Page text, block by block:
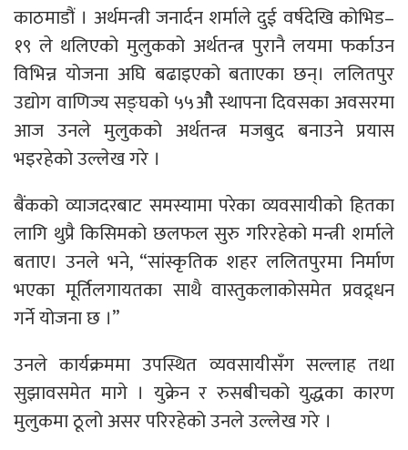
काठमाडौं । अर्थमन्त्री जनार्दन शर्माले दुई वर्षदेखि कोभिड–
१९ ले थलिएको मुलुकको अर्थतन्त्र पुरानै लयमा फर्काउन
विभिन्न योजना अघि बढाइएको बताएका छन्। ललितपुर
उद्योग वाणिज्य सङ्घको ५५औै स्थापना दिवसका अवसरमा
आज उनले मुलुकको अर्थतन्त्र मजबुद बनाउने प्रयास
भइरहेको उल्लेख गरे ।
बैंकको व्याजदरबाट समस्यामा परेका व्यवसायीको हितका
लागि थुप्रै किसिमको छलफल सुरु गरिरहेको मन्त्री शर्माले
बताए। उनले भने, “सांस्कृतिक शहर ललितपुरमा निर्माण
भएका मूर्तिलगायतका साथै वास्तुकलाकोसमेत प्रवद्र्धन
गर्ने योजना छ ।”
उनले कार्यक्रममा उपस्थित व्यवसायीसँग सल्लाह तथा
सुझावसमेत मागे । युक्रेन र रुसबीचको युद्धका कारण
मुलुकमा ठूलो असर परिरहेको उनले उल्लेख गरे ।